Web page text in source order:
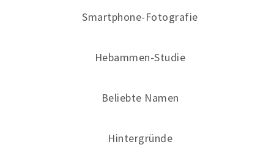
Smartphone-Fotografie
Hebammen-Studie
Beliebte Namen
Hintergründe